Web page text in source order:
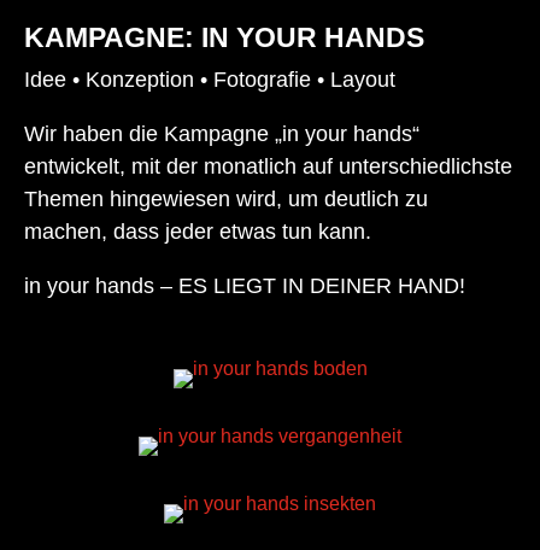
KAMPAGNE: IN YOUR HANDS
Idee • Konzeption • Fotografie • Layout
Wir haben die Kampagne „in your hands“
entwickelt, mit der monatlich auf unterschiedlichste
Themen hingewiesen wird, um deutlich zu
machen, dass jeder etwas tun kann.
in your hands – ES LIEGT IN DEINER HAND!